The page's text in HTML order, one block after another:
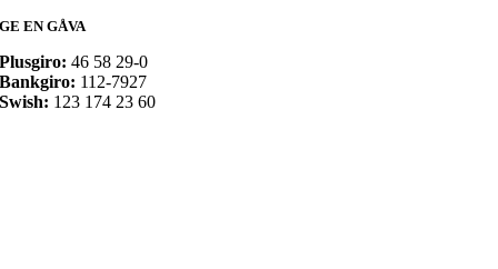
GE EN GÅVA
Plusgiro: 46 58 29-0
Bankgiro: 112-7927
Swish: 123 174 23 60